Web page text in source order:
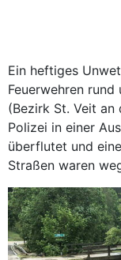
Ein heftiges
Feuerwehren
(Bezirk St. Veit an
Polizei in einer
überflutet und
Straßen waren